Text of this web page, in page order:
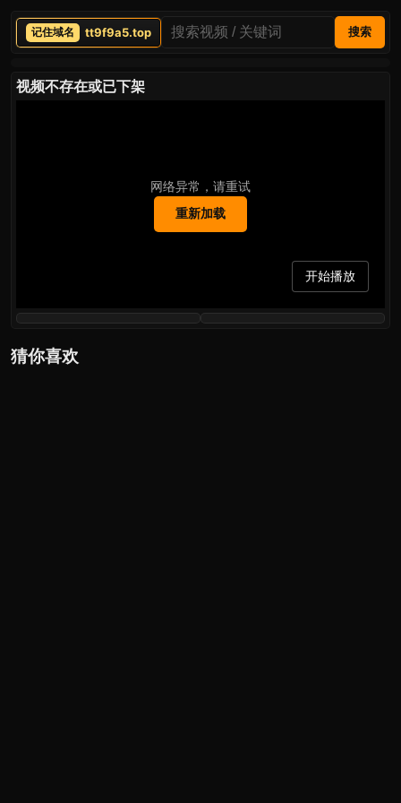
tt9f9a5.top 搜索
视频不存在或已下架
网络异常，请重试
重新加载
开始播放
猜你喜欢